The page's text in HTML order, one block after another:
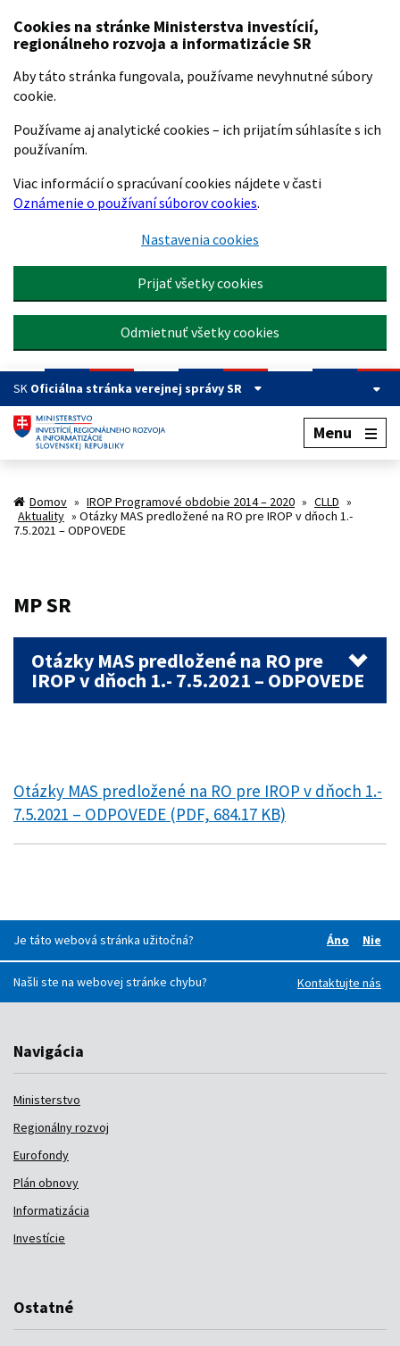
Preskočiť na hlavný obsah
Cookies na stránke Ministerstva investícií,
regionálneho rozvoja a informatizácie SR
Aby táto stránka fungovala, používame nevyhnutné súbory
cookie.
Používame aj analytické cookies – ich prijatím súhlasíte s ich
používaním.
Viac informácií o spracúvaní cookies nájdete v časti
Oznámenie o používaní súborov cookies.
Nastavenia cookies
Prijať všetky cookies
Odmietnuť všetky cookies
SK Oficiálna stránka verejnej správy SR
Menu
Domov » IROP Programové obdobie 2014 – 2020 » CLLD »
Aktuality » Otázky MAS predložené na RO pre IROP v dňoch 1.-
7.5.2021 – ODPOVEDE
MP SR
Otázky MAS predložené na RO pre
IROP v dňoch 1.- 7.5.2021 – ODPOVEDE
Otázky MAS predložené na RO pre IROP v dňoch 1.-
7.5.2021 – ODPOVEDE (PDF, 684.17 KB)
Je táto webová stránka užitočná?
Áno
Nie
Našli ste na webovej stránke chybu?
Kontaktujte nás
Navigácia
Ministerstvo
Regionálny rozvoj
Eurofondy
Plán obnovy
Informatizácia
Investície
Ostatné